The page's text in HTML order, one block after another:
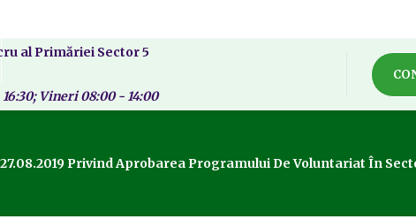
al Primăriei Sector 5
Vineri 08:00 - 14:00
Privind Aprobarea Programului De Voluntariat În